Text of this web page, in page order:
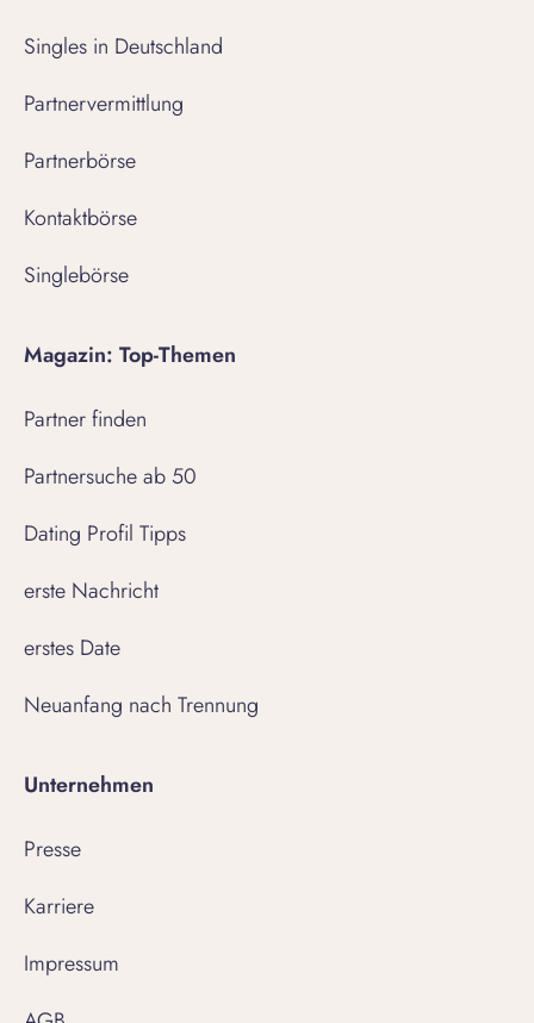
Singles in Deutschland
Partnervermittlung
Partnerbörse
Kontaktbörse
Singlebörse
Magazin: Top-Themen
Partner finden
Partnersuche ab 50
Dating Profil Tipps
erste Nachricht
erstes Date
Neuanfang nach Trennung
Unternehmen
Presse
Karriere
Impressum